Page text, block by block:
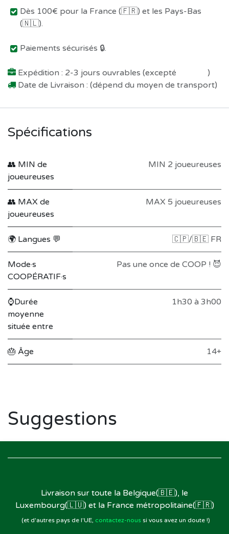
Dès 100€ pour la France (🇫🇷) et les Pays-Bas
(🇳🇱).
Paiements sécurisés 🔒.
Expédition : 2-3 jours ouvrables (excepté
)
Date de Livraison : (dépend du moyen de transport)
Spécifications
👥 MIN de
joueureuses
MIN 2 joueureuses
👥 MAX de
joueureuses
MAX 5 joueureuses
🌍 Langues 💬 🇨🇵/🇧🇪 FR
Mode·s
COOPÉRATIF·s
Pas une once de COOP ! 😈
⌚Durée
moyenne
située entre
1h30 à 3h00
🎂 Âge 14+
Suggestions
Livraison sur toute la Belgique(🇧🇪), le
Luxembourg(🇱🇺) et la France métropolitaine(🇫🇷)
(et d'autres pays de l'UE, contactez-noussi vous avez un doute !)